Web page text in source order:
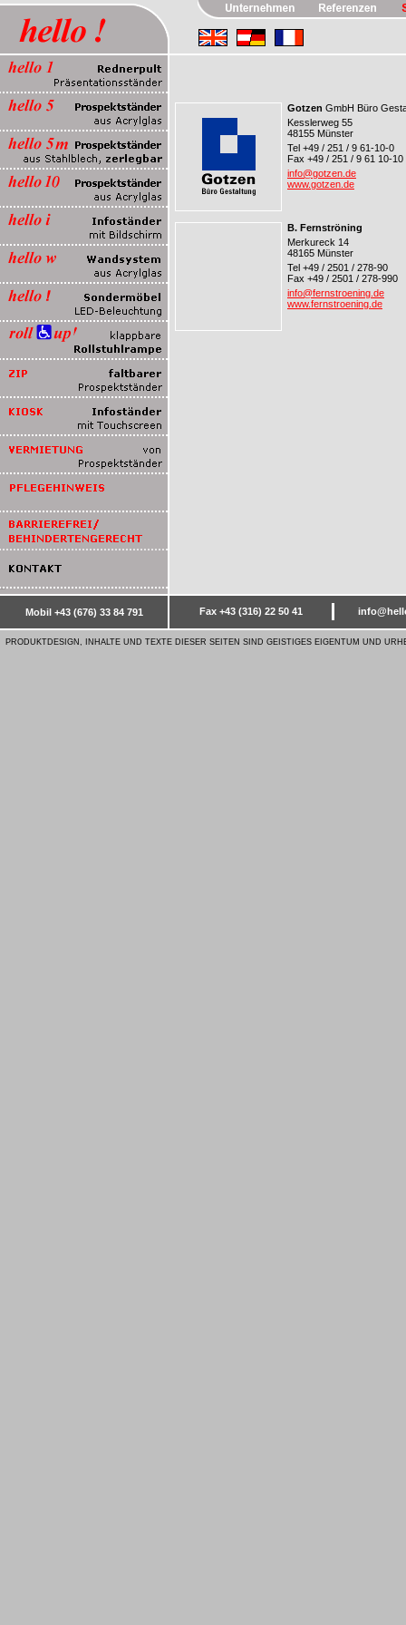
Gotzen GmbH Büro
Kesslerweg 55
48155 Münster
Tel +49 / 251 / 9 61-10-0
Fax +49 / 251 / 9 61 10-10
info@gotzen.de
www.gotzen.de
B. Fernströning
Merkureck 14
48165 Münster
Tel +49 / 2501 / 278-90
Fax +49 / 2501 / 278-990
info@fernstroening.de
www.fernstroening.de
Mobil +43 (676) 33 84 791 Fax +43 (316) 22 50 41
PRODUKTDESIGN, INHALTE UND TEXTE DIESER SEITEN SIND GEISTIGES EIGENTUM UND